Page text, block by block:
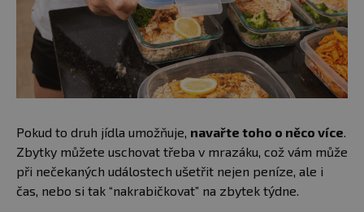
Pokud to druh jídla umožňuje, navařte toho o něco více.
Zbytky můžete uschovat třeba v mrazáku, což vám může
při nečekaných událostech ušetřit nejen peníze, ale i
čas, nebo si tak “nakrabičkovat” na zbytek týdne.